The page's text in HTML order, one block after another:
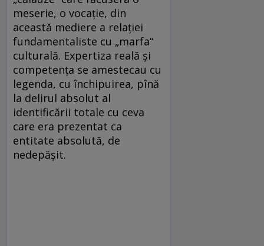
meserie, o vocaţie, din
această mediere a relaţiei
fundamentaliste cu „marfa“
culturală. Expertiza reală şi
competenţa se amestecau cu
legenda, cu închipuirea, pînă
la delirul absolut al
identificării totale cu ceva
care era prezentat ca
entitate absolută, de
nedepăşit.